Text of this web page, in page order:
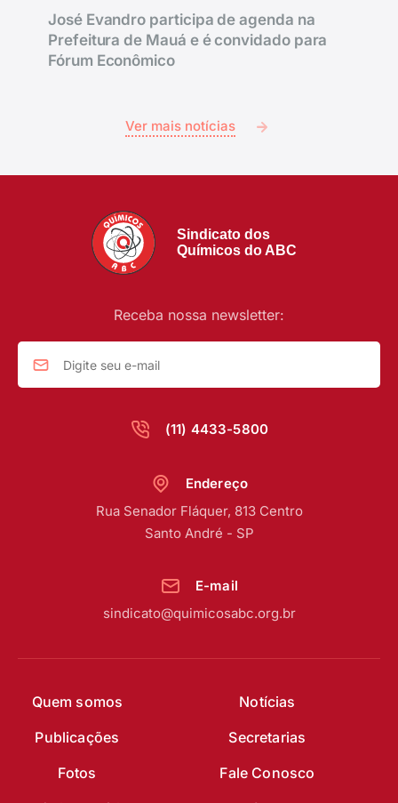
José Evandro participa de agenda na
Prefeitura de Mauá e é convidado para
Fórum Econômico
Ver mais notícias
Sindicato dos
Químicos do ABC
(11) 4433-5800
Receba nossa newsletter:
Quem somos
Notícias
Publicações
Secretarias
Fotos
Fale Conosco
Endereço
Rua Senador Fláquer, 813 Centro
Santo André - SP
E-mail
sindicato@quimicosabc.org.br